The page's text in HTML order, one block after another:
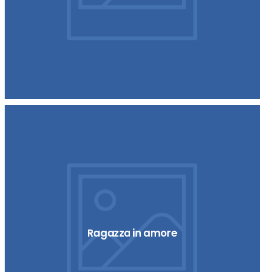
Ragazza in amore